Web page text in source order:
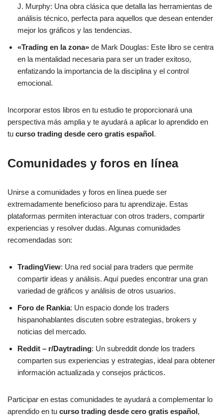
J. Murphy: Una obra clásica que detalla las herramientas de
análisis técnico, perfecta para aquellos que desean entender
mejor los gráficos y las tendencias.
«Trading en la zona» de Mark Douglas: Este libro se centra
en la mentalidad necesaria para ser un trader exitoso,
enfatizando la importancia de la disciplina y el control
emocional.
Incorporar estos libros en tu estudio te proporcionará una
perspectiva más amplia y te ayudará a aplicar lo aprendido en
tu curso trading desde cero gratis español.
Comunidades y foros en línea
Unirse a comunidades y foros en línea puede ser
extremadamente beneficioso para tu aprendizaje. Estas
plataformas permiten interactuar con otros traders, compartir
experiencias y resolver dudas. Algunas comunidades
recomendadas son:
TradingView: Una red social para traders que permite
compartir ideas y análisis. Aquí puedes encontrar una gran
variedad de gráficos y análisis de otros usuarios.
Foro de Rankia: Un espacio donde los traders
hispanohablantes discuten sobre estrategias, brokers y
noticias del mercado.
Reddit – r/Daytrading: Un subreddit donde los traders
comparten sus experiencias y estrategias, ideal para obtener
información actualizada y consejos prácticos.
Participar en estas comunidades te ayudará a complementar lo
aprendido en tu curso trading desde cero gratis español,